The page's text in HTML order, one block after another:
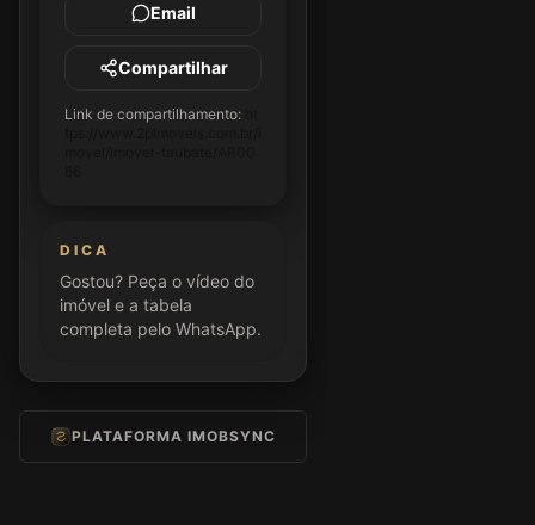
Email
Compartilhar
Link de compartilhamento:
DICA
Gostou? Peça o vídeo do
imóvel e a tabela
completa pelo WhatsApp.
PLATAFORMA IMOBSYNC